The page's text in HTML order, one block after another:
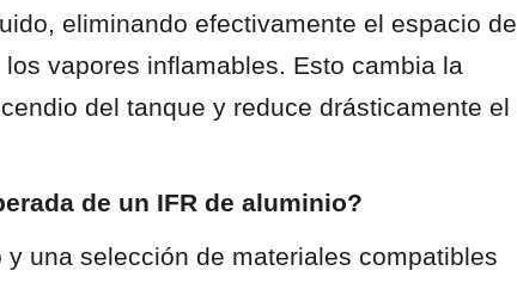
eliminando efectivamente el espacio de
vapores inflamables. Esto cambia la
del tanque y reduce drásticamente el
de un IFR de aluminio?
una selección de materiales compatibles